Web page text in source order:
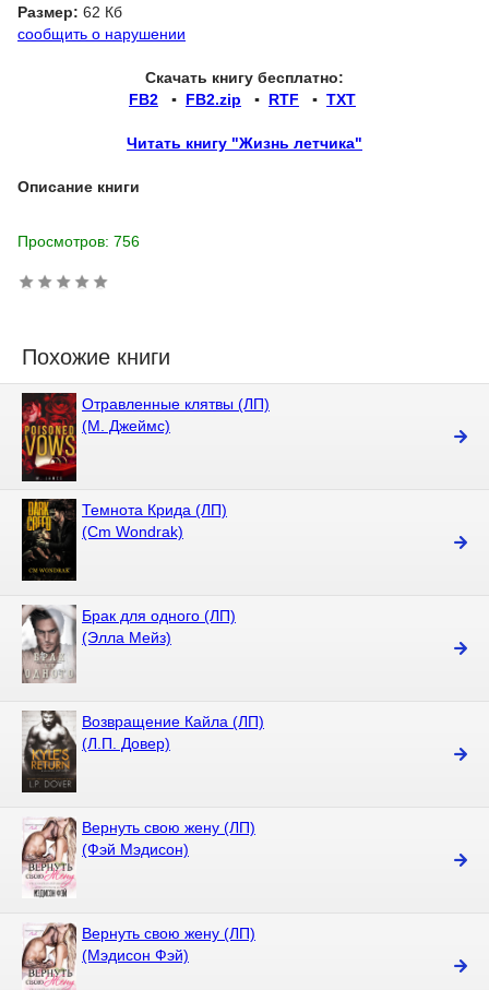
Размер: 62 Кб
сообщить о нарушении
Скачать книгу бесплатно:
FB2 ▪ FB2.zip ▪ RTF ▪ TXT
Читать книгу "Жизнь летчика"
Описание книги
Просмотров: 756
Похожие книги
Отравленные клятвы (ЛП)
(М. Джеймс)
Темнота Крида (ЛП)
(Cm Wondrak)
Брак для одного (ЛП)
(Элла Мейз)
Возвращение Кайла (ЛП)
(Л.П. Довер)
Вернуть свою жену (ЛП)
(Фэй Мэдисон)
Вернуть свою жену (ЛП)
(Мэдисон Фэй)